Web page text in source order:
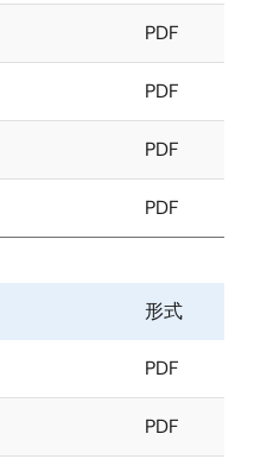
PDF
PDF
PDF
PDF
形式
PDF
PDF